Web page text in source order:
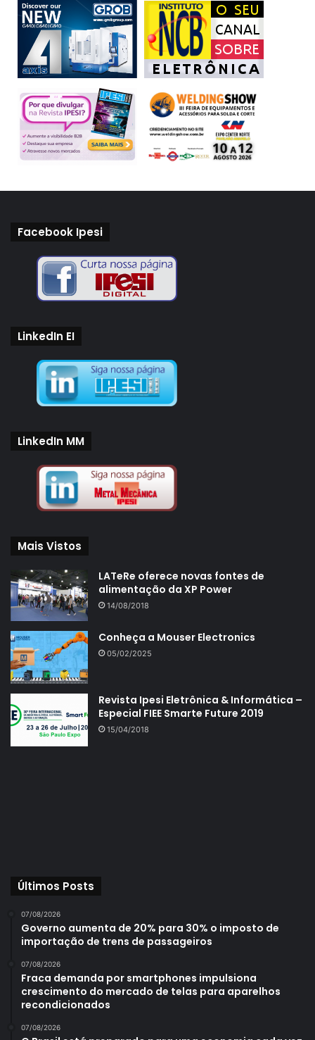
Facebook Ipesi
LinkedIn EI
LinkedIn MM
Mais Vistos
LATeRe oferece novas fontes de
alimentação da XP Power
14/08/2018
Conheça a Mouser Electronics
05/02/2025
Revista Ipesi Eletrônica & Informática –
Especial FIEE Smarte Future 2019
15/04/2018
Últimos Posts
07/08/2026
Governo aumenta de 20% para 30% o imposto de
importação de trens de passageiros
07/08/2026
Fraca demanda por smartphones impulsiona
crescimento do mercado de telas para aparelhos
recondicionados
07/08/2026